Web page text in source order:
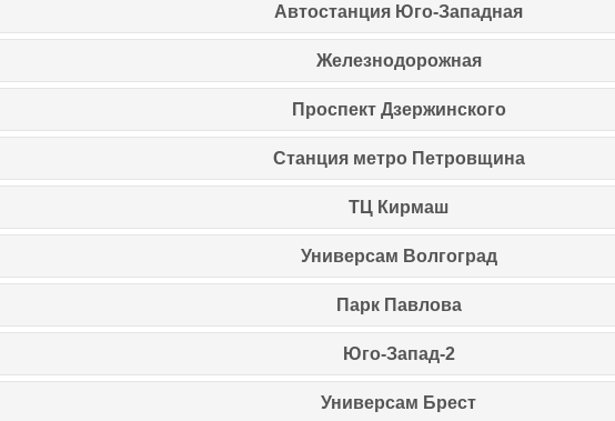
Автостанция Юго-Западная
Железнодорожная
Проспект Дзержинского
Станция метро Петровщина
ТЦ Кирмаш
Универсам Волгоград
Парк Павлова
Юго-Запад-2
Универсам Брест